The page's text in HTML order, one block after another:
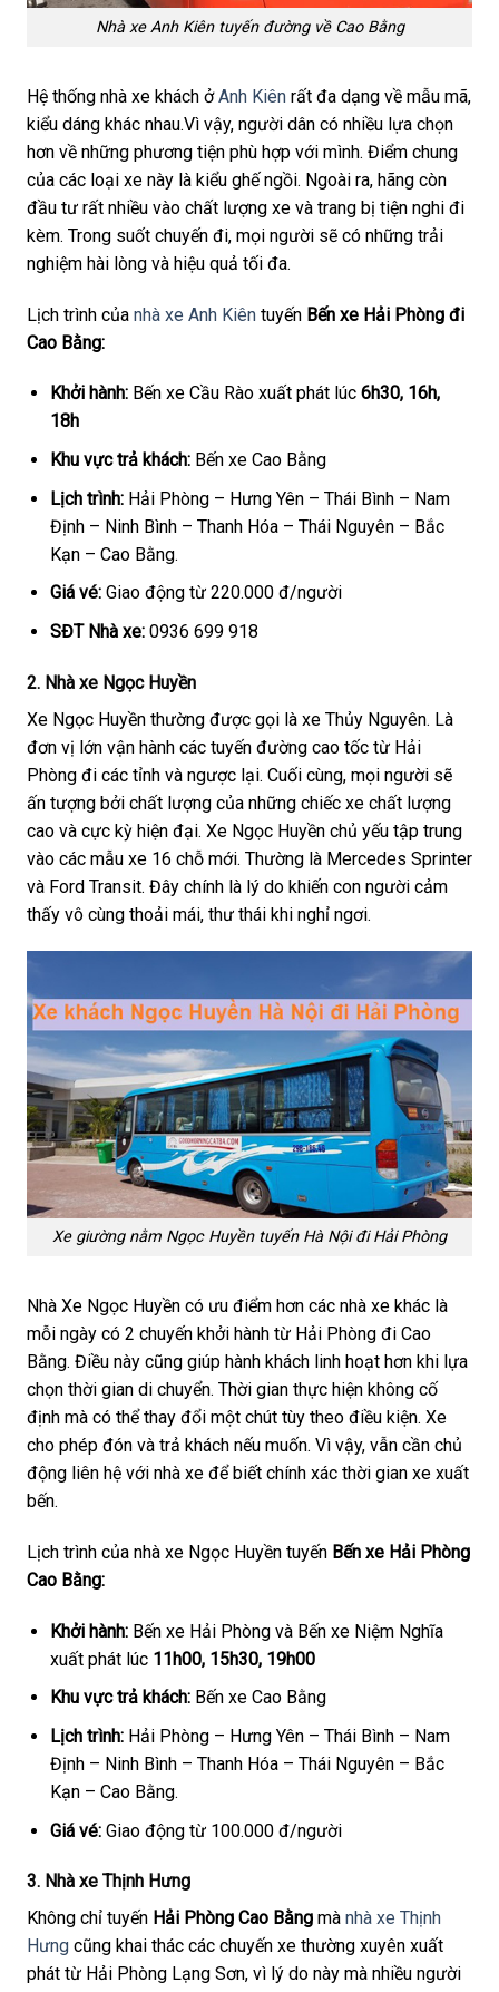
Nhà xe Anh Kiên tuyến đường về Cao Bằng
Hệ thống nhà xe khách ởAnh Kiên rất đa dạng về mẫu mã,
kiểu dáng khác nhau.Vì vậy, người dân có nhiều lựa chọn
hơn về những phương tiện phù hợp với mình. Điểm chung
của các loại xe này là kiểu ghế ngồi. Ngoài ra, hãng còn
đầu tư rất nhiều vào chất lượng xe và trang bị tiện nghi đi
kèm. Trong suốt chuyến đi, mọi người sẽ có những trải
nghiệm hài lòng và hiệu quả tối đa.
Lịch trình của nhà xe Anh Kiên tuyến Bến xe Hải Phòng đi
Cao Bằng:
Khởi hành:Bến xe Cầu Rào xuất phát lúc6h30, 16h,
18h
Khu vực trả khách:Bến xe Cao Bằng
Lịch trình:Hải Phòng – Hưng Yên – Thái Bình – Nam
Định – Ninh Bình – Thanh Hóa – Thái Nguyên – Bắc
Kạn – Cao Bằng.
Giá vé:Giao động từ 220.000 đ/người
SĐT Nhà xe:0936 699 918
2. Nhà xe Ngọc Huyền
Xe Ngọc Huyền thường được gọi là xe Thủy Nguyên. Là
đơn vị lớn vận hành các tuyến đường cao tốc từ Hải
Phòng đi các tỉnh và ngược lại. Cuối cùng, mọi người sẽ
ấn tượng bởi chất lượng của những chiếc xe chất lượng
cao và cực kỳ hiện đại. Xe Ngọc Huyền chủ yếu tập trung
vào các mẫu xe 16 chỗ mới. Thường là Mercedes Sprinter
và Ford Transit. Đây chính là lý do khiến con người cảm
thấy vô cùng thoải mái, thư thái khi nghỉ ngơi.
Xe giường nằm Ngọc Huyền tuyến Hà Nội đi Hải Phòng
Nhà Xe Ngọc Huyền có ưu điểm hơn các nhà xe khác là
mỗi ngày có 2 chuyến khởi hành từ Hải Phòng đi Cao
Bằng. Điều này cũng giúp hành khách linh hoạt hơn khi lựa
chọn thời gian di chuyển. Thời gian thực hiện không cố
định mà có thể thay đổi một chút tùy theo điều kiện. Xe
cho phép đón và trả khách nếu muốn. Vì vậy, vẫn cần chủ
động liên hệ với nhà xe để biết chính xác thời gian xe xuất
bến.
Lịch trình của nhà xe Ngọc Huyền tuyến Bến xe Hải Phòng
Cao Bằng:
Khởi hành:Bến xe Hải Phòng và Bến xe Niệm Nghĩa
xuất phát lúc 11h00, 15h30, 19h00
Khu vực trả khách:Bến xe Cao Bằng
Lịch trình:Hải Phòng – Hưng Yên – Thái Bình – Nam
Định – Ninh Bình – Thanh Hóa – Thái Nguyên – Bắc
Kạn – Cao Bằng.
Giá vé:Giao động từ 100.000 đ/người
3. Nhà xe Thịnh Hưng
Không chỉ tuyến Hải Phòng Cao Bằng mà nhà xe Thịnh
Hưng cũng khai thác các chuyến xe thường xuyên xuất
phát từ Hải Phòng Lạng Sơn, vì lý do này mà nhiều người